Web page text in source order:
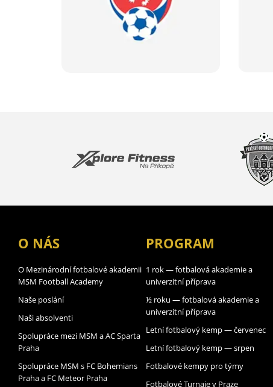
O NÁS
O Mezinárodní fotbalové akademii
MSM Football Academy
Naše poslání
Naši absolventi
Spolupráce mezi MSM a AC Sparta
Praha
Spolupráce MSM s FC Bohemians
Praha a FC Meteor Praha
PROGRAM
1 rok — fotbalová akademie a
univerzitní příprava
½ roku — fotbalová akademie a
univerzitní příprava
Letní fotbalový kemp — červenec
Letní fotbalový kemp — srpen
Fotbalové kempy pro týmy
Fotbalové Turnaje v Praze